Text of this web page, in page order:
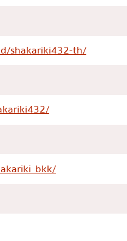
shakariki432-th/